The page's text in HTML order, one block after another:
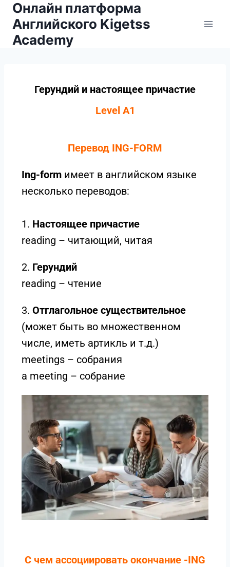
Онлайн платформа
Английского Kigetss
Academy
Герундий и настоящее причастие
Level A1
Перевод ING-FORM
Ing-form имеет в английском языке
несколько переводов:
1. Настоящее причастие
reading – читающий, читая
2. Герундий
reading – чтение
3. Отглагольное существительное
(может быть во множественном
числе, иметь артикль и т.д.)
meetings – собрания
a meeting – собрание
С чем ассоциировать окончание -ING